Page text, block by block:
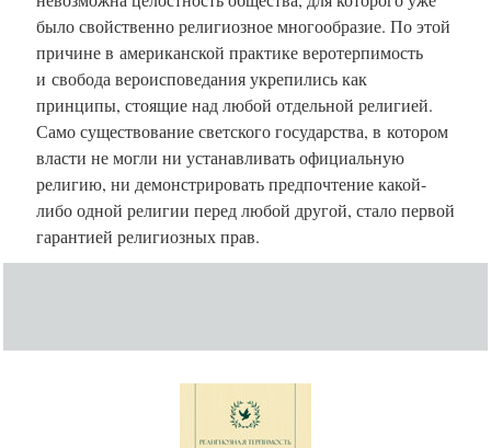
было свойственно религиозное многообразие. По этой
причине в американской практике веротерпимость
и свобода вероисповедания укрепились как
принципы, стоящие над любой отдельной религией.
Само существование светского государства, в котором
власти не могли ни устанавливать официальную
религию, ни демонстрировать предпочтение какой-
либо одной религии перед любой другой, стало первой
гарантией религиозных прав.